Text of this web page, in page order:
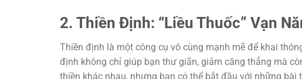
2. Thiền Định: “Liều Thuốc” Vạn
Thiền định là một công cụ vô cùng mạnh mẽ để khai
định không chỉ giúp bạn thư giãn, giảm căng thẳng mà
thiền khác nhau, nhưng bạn có thể bắt đầu với những